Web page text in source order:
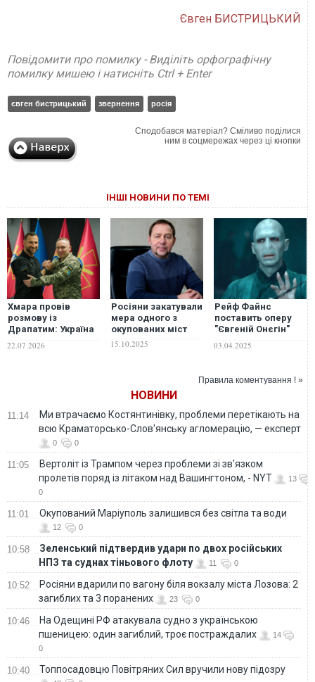
Євген БИСТРИЦЬКИЙ
Повідомити про помилку - Виділіть орфографічну
помилку мишею і натисніть Ctrl + Enter
євген бистрицький звернення росія
Сподобався матеріал? Сміливо поділися
ним в соцмережах через ці кнопки
ІНШІ НОВИНИ ПО ТЕМІ
Хмара провів
розмову із
Драпатим: Україна
ударний та
22.07.2026
Росіяни закатували
мера одного з
окупованих міст
15.10.2025
Рейф Файнс
поставить оперу
"Євгеній Онєгін"
Парижі
03.04.2025
Правила коментування ! »
НОВИНИ
11:14
Ми втрачаємо Костянтинівку, проблеми перетікають на
всю Краматорсько-Слов'янську агломерацію, — експерт
0 0
11:05
Вертоліт із Трампом через проблеми зі зв'язком
пролетів поряд із літаком над Вашингтоном, - NYT
13
0
11:01 Окупований Маріуполь залишився без світла та води
12 0
10:58
Зеленський підтвердив удари по двох російських
НПЗ та суднах тіньового флоту
11 0
10:52
Росіяни вдарили по вагону біля вокзалу міста Лозова: 2
загиблих та 3 поранених
23 0
10:46
На Одещині РФ атакувала судно з українською
пшеницею: один загиблий, троє постраждалих
14
0
10:40 Топпосадовцю Повітряних Сил вручили нову підозру